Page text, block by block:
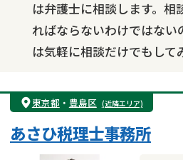
は弁護士に相談します。相
ればならないわけではない
は気軽に相談だけでもして
東京都 ・ 豊島区 (近隣エリア)
あさひ税理士事務所